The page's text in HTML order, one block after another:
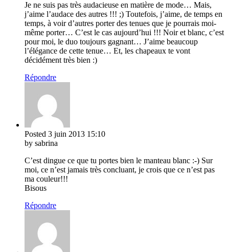
Je ne suis pas très audacieuse en matière de mode… Mais,
j’aime l’audace des autres !!! ;) Toutefois, j’aime, de temps en
temps, à voir d’autres porter des tenues que je pourrais moi-
même porter… C’est le cas aujourd’hui !!! Noir et blanc, c’est
pour moi, le duo toujours gagnant… J’aime beaucoup
l’élégance de cette tenue… Et, les chapeaux te vont
décidément très bien :)
Répondre
Posted 3 juin 2013 15:10
by sabrina
C’est dingue ce que tu portes bien le manteau blanc :-) Sur
moi, ce n’est jamais très concluant, je crois que ce n’est pas
ma couleur!!!
Bisous
Répondre